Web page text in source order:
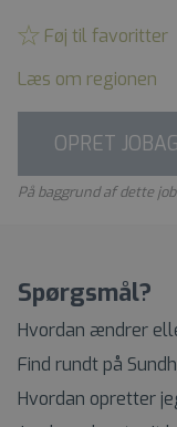
Føj til favoritter
Læs om regionen
OPRET
På baggrund af dette job
Spørgsmål?
Hvordan ændrer
Find rundt på
Hvordan opretter